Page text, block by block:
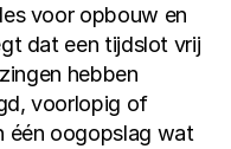
voor opbouw en
dat een tijdslot vrij
hebben
voorlopig of
één oogopslag wat